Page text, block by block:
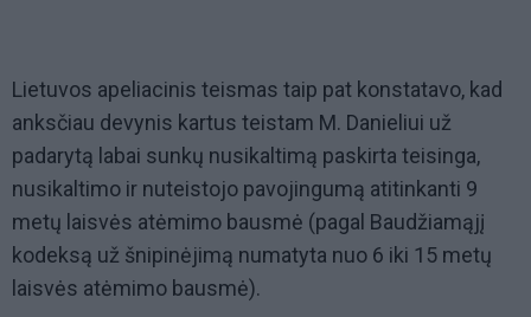
Lietuvos apeliacinis teismas taip pat konstatavo, kad
anksčiau devynis kartus teistam M. Danieliui už
padarytą labai sunkų nusikaltimą paskirta teisinga,
nusikaltimo ir nuteistojo pavojingumą atitinkanti 9
metų laisvės atėmimo bausmė (pagal Baudžiamąjį
kodeksą už šnipinėjimą numatyta nuo 6 iki 15 metų
laisvės atėmimo bausmė).